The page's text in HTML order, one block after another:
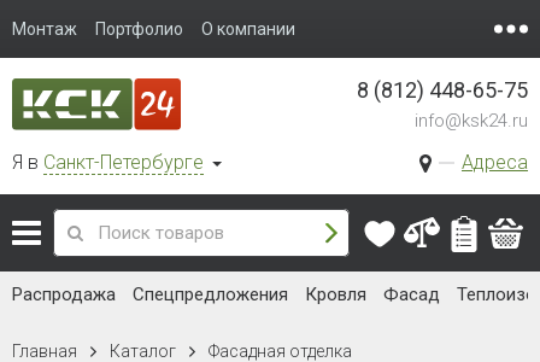
Монтаж Портфолио О компании
Я в Санкт-Петербурге Адреса
8 (812) 448-65-75
info@ksk24.ru
Распродажа Спецпредложения Кровля Фасад
Главная Каталог Фасадная отделка